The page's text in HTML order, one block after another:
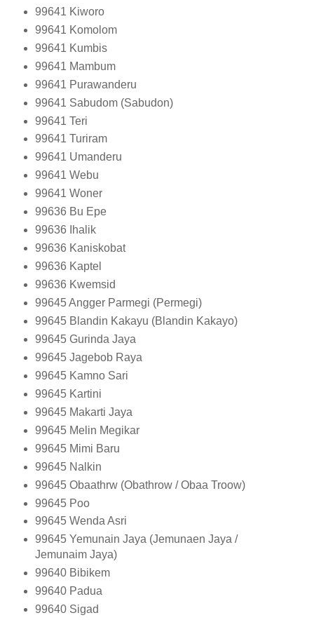
99641 Kiworo
99641 Komolom
99641 Kumbis
99641 Mambum
99641 Purawanderu
99641 Sabudom (Sabudon)
99641 Teri
99641 Turiram
99641 Umanderu
99641 Webu
99641 Woner
99636 Bu Epe
99636
Ihalik
99636 Kaniskobat
99636 Kaptel
99636 Kwemsid
99645 Angger Parmegi (Permegi)
99645 Blandin Kakayu (Blandin Kakayo)
99645 Gurinda Jaya
99645 Jagebob Raya
99645 Kamno Sari
99645 Kartini
99645 Makarti Jaya
99645 Melin Megikar
99645 Mimi Baru
99645 Nalkin
99645 Obaathrw (Obathrow / Obaa Troow)
99645 Poo
99645 Wenda Asri
99645 Yemunain Jaya (Jemunaen Jaya /
Jemunaim Jaya)
99640 Bibikem
99640 Padua
99640 Sigad